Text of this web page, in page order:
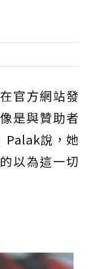
官方網站發
是與贊助者
Palak說，她
以為這一切